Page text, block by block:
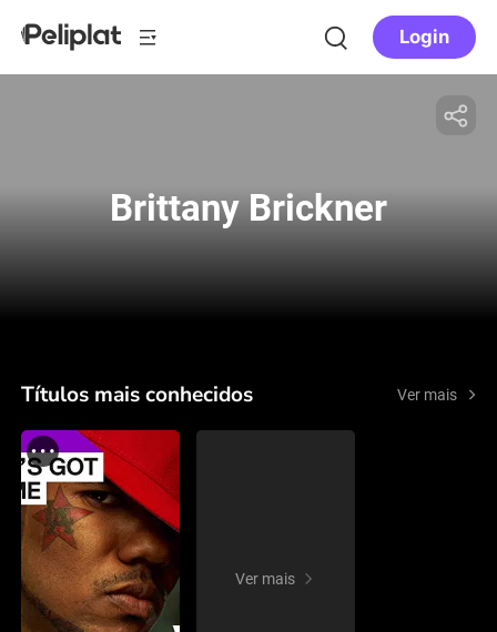
Login
Brittany Brickner
Títulos mais conhecidos Ver mais
Ver mais